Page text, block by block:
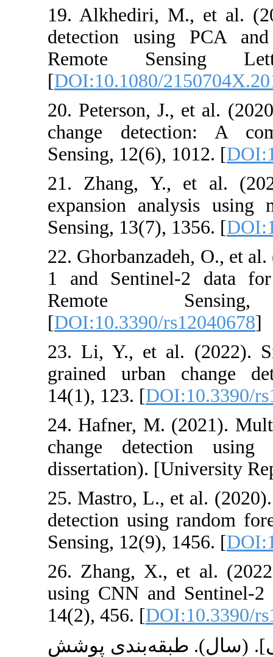
19. Alkhediri,
detection
Remote
[DOI:10.1080/
20. Peterson,
change
Sensing,
21. Zhang,
expansion
Sensing,
22.
1 and
[DOI:10.3390/
23. Li, Y., et
grained
14(1), 123. [
24. Hafner,
change
dissertation).
25. Mastro, L.,
detection
Sensing,
26. Zhang,
using CNN
14(2), 456. [
پوشش